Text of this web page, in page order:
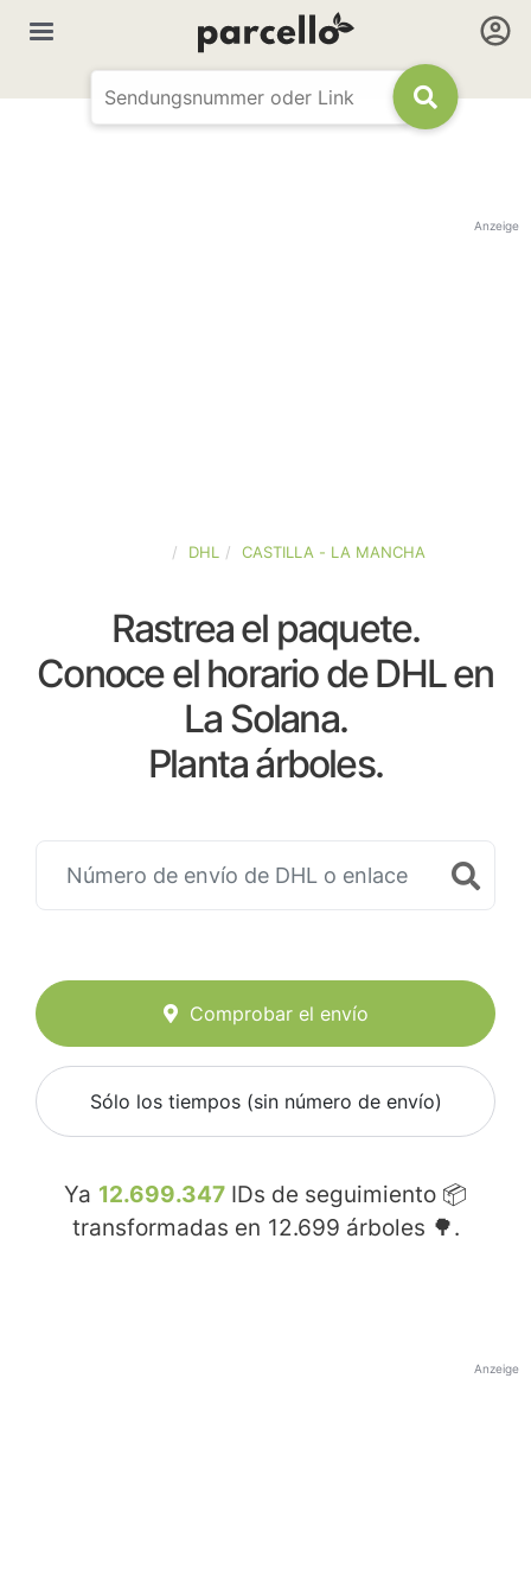
Anzeige
DHL CASTILLA - LA MANCHA
Rastrea el paquete.
Conoce el horario de DHL en
La Solana.
Planta árboles.
Comprobar el envío
Sólo los tiempos (sin número de envío)
Ya 12.699.347 IDs de seguimiento 📦
transformadas en 12.699 árboles 🌳.
Anzeige